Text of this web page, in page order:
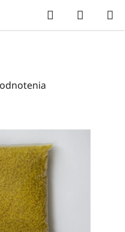
Hľadať
KOŠÍK